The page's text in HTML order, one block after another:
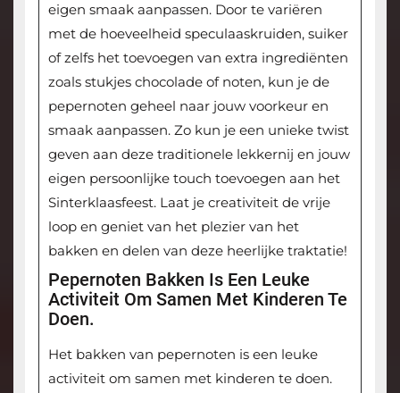
eigen smaak aanpassen. Door te variëren
met de hoeveelheid speculaaskruiden, suiker
of zelfs het toevoegen van extra ingrediënten
zoals stukjes chocolade of noten, kun je de
pepernoten geheel naar jouw voorkeur en
smaak aanpassen. Zo kun je een unieke twist
geven aan deze traditionele lekkernij en jouw
eigen persoonlijke touch toevoegen aan het
Sinterklaasfeest. Laat je creativiteit de vrije
loop en geniet van het plezier van het
bakken en delen van deze heerlijke traktatie!
Pepernoten Bakken Is Een Leuke
Activiteit Om Samen Met Kinderen Te
Doen.
Het bakken van pepernoten is een leuke
activiteit om samen met kinderen te doen.